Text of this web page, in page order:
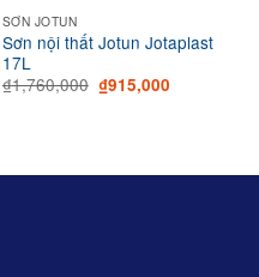
SƠN JOTUN
Sơn nội thất Jotun Jotaplast
17L
₫1,760,000 Original
price
₫915,000Current
price